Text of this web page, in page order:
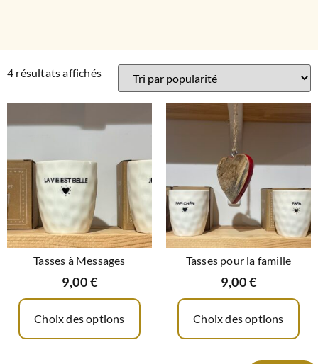
4 résultats affichés
Tasses à Messages
9,00€
Choix des options
Tasses pour la famille
9,00€
Choix des options